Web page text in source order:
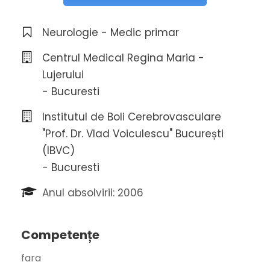
Neurologie - Medic primar
Centrul Medical Regina Maria -
Lujerului
- Bucuresti
Institutul de Boli Cerebrovasculare
"Prof. Dr. Vlad Voiculescu" București
(IBVC)
- Bucuresti
Anul absolvirii: 2006
Competențe
fara